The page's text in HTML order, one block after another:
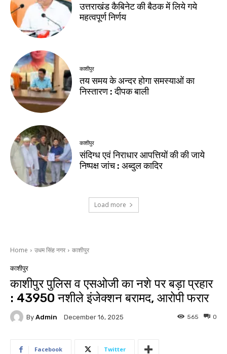
उत्तराखंड कैबिनेट की बैठक में लिये गये
महत्वपूर्ण निर्णय
काशीपुर
तय समय के अन्दर होगा समस्याओं का
निस्तारण : दीपक बाली
काशीपुर
संदिग्ध एवं निराधार आपत्तियों की की जाये
निष्पक्ष जांच : अब्दुल कादिर
Load more